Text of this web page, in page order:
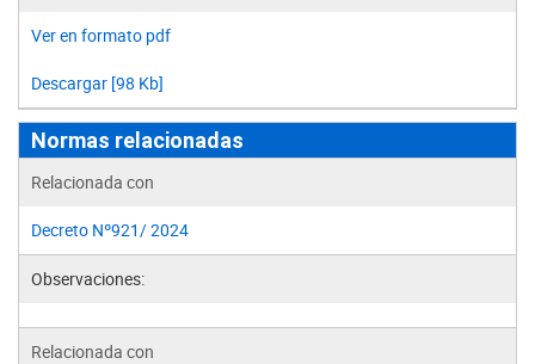
Ver en formato pdf
Descargar [98 Kb]
Normas relacionadas
Relacionada con
Decreto Nº921/ 2024
Observaciones:
Relacionada con